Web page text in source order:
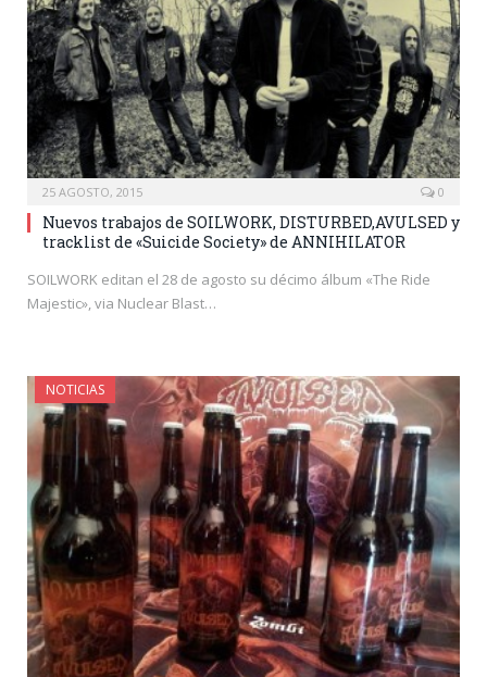
25 AGOSTO, 2015 0
Nuevos trabajos de SOILWORK, DISTURBED,AVULSED y
tracklist de «Suicide Society» de ANNIHILATOR
SOILWORK editan el 28 de agosto su décimo álbum «The Ride
Majestic», via Nuclear Blast…
NOTICIAS